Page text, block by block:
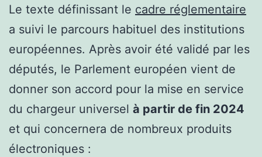
Le texte définissant le cadre réglementaire
a suivi le parcours habituel des institutions
européennes. Après avoir été validé par les
députés, le Parlement européen vient de
donner son accord pour la mise en service
du chargeur universel à partir de fin 2024
et qui concernera de nombreux produits
électroniques :